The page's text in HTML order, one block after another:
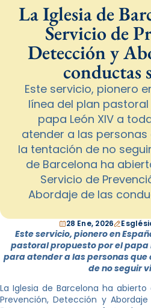
La Iglesia de
Servicio de
Detección y
conductas
Este servicio, pionero
línea del plan
papa León XIV a
atender a las
la tentación de no
de Barcelona ha
Servicio de
Abordaje de las
28 Ene, 2026
Este servicio, pionero en
pastoral propuesto por el papa
para atender a las personas
de no seguir
La Iglesia de Barcelona ha abierto
Prevención, Detección y